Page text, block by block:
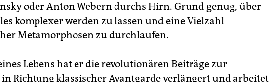
oder Anton Webern durchs Hirn. Grund genug, über
komplexer werden zu lassen und eine Vielzahl
Metamorphosen zu durchlaufen.
Lebens hat er die revolutionären Beiträge zur
Richtung klassischer Avantgarde verlängert und arbeitet